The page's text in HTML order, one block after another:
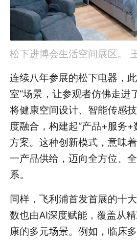
松下进博会生活空间展区。
连续八年参展的松下电器，
室”场景，让参观者仿佛走进
将健康空间设计、智能传感
度融合，构建起“产品+服务+
方案。这种创新模式，意味
一产品供给，迈向全方位、
系。
同样，飞利浦首发首展的十
数也由AI深度赋能，覆盖从
康的多元场景。例如，临床